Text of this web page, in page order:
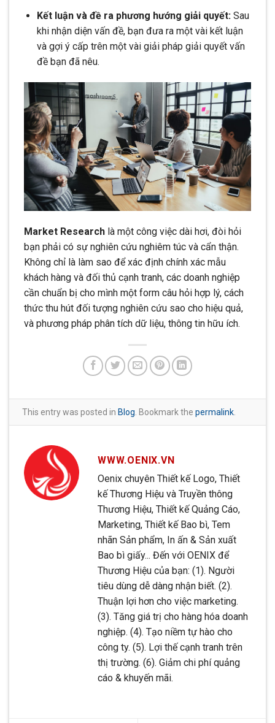
Kết luận và đề ra phương hướng giải quyết:Sau
khi nhận diện vấn đề, bạn đưa ra một vài kết luận
và gợi ý cấp trên một vài giải pháp giải quyết vấn
đề bạn đã nêu.
Market Research là một công việc dài hơi, đòi hỏi
bạn phải có sự nghiên cứu nghiêm túc và cẩn thận.
Không chỉ là làm sao để xác định chính xác mẫu
khách hàng và đối thủ cạnh tranh, các doanh nghiệp
cần chuẩn bị cho mình một form câu hỏi hợp lý, cách
thức thu hút đối tượng nghiên cứu sao cho hiệu quả,
và phương pháp phân tích dữ liệu, thông tin hữu ích.
This entry was posted in Blog . Bookmark the permalink
WWW.OENIX.VN
Oenix chuyên Thiết kế Logo, Thiết
kế Thương Hiệu và Truyền thông
Thương Hiệu, Thiết kế Quảng Cáo,
Marketing, Thiết kế Bao bì, Tem
nhãn Sản phẩm, In ấn & Sản xuất
Bao bì giấy... Đến với OENIX để
Thương Hiệu của bạn: (1). Người
tiêu dùng dễ dàng nhận biết. (2).
Thuận lợi hơn cho việc marketing.
(3). Tăng giá trị cho hàng hóa doanh
nghiệp. (4). Tạo niềm tự hào cho
công ty. (5). Lợi thế cạnh tranh trên
thị trường. (6). Giảm chi phí quảng
cáo & khuyến mãi.